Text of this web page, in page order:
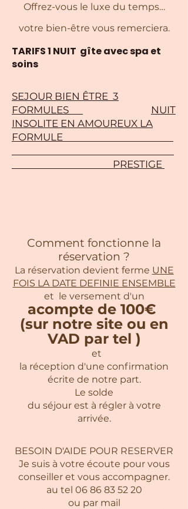
Offrez-vous le luxe du temps…
votre bien-être vous remerciera.
TARIFS 1 NUIT gîte avec spa et
soins
SEJOUR BIEN ÊTRE 3
FORMULES
NUIT
INSOLITE EN AMOUREUX LA
FORMULE
PRESTIGE
Comment fonctionne la
réservation ?
La réservation devient ferme UNE
FOIS LA DATE DEFINIE ENSEMBLE
et le versement d'un
acompte de 100€
(sur notre site ou en
VAD par tel )
et
la réception d'une confirmation
écrite de notre part.
Le solde
du séjour est à régler à votre
arrivée.
BESOIN D'AIDE POUR RESERVER
Je suis à votre écoute pour vous
conseiller et vous accompagner.
au tel 06 86 83 52 20
ou par mail